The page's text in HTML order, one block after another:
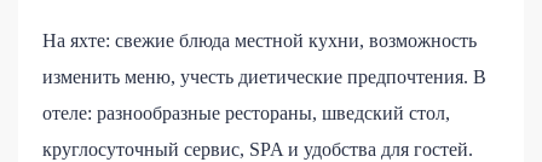
На яхте: свежие блюда местной кухни, возможность
изменить меню, учесть диетические предпочтения. В
отеле: разнообразные рестораны, шведский стол,
круглосуточный сервис, SPA и удобства для гостей.